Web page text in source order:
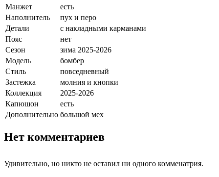
Манжет
есть
Наполнитель
пух и перо
Детали
с накладными карманами
Пояс
нет
Сезон
зима 2025-2026
Модель
бомбер
Стиль
повседневный
Застежка
молния и кнопки
Коллекция
2025-2026
Капюшон
есть
Дополнительно большой мех
Нет комментариев
Удивительно, но никто не оставил ни одного комменатрия.